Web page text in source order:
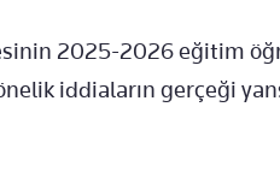
2025-2026 eğitim
iddiaların gerçeği